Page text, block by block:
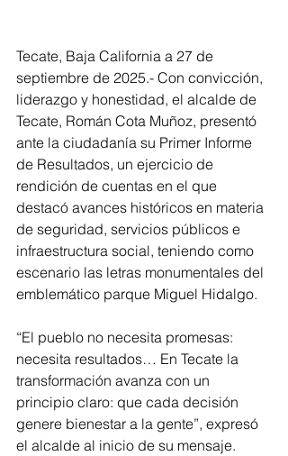
Tecate, Baja California a 27 de
septiembre de 2025.- Con convicción,
liderazgo y honestidad, el alcalde de
Tecate, Román Cota Muñoz, presentó
ante la ciudadanía su Primer Informe
de Resultados, un ejercicio de
rendición de cuentas en el que
destacó avances históricos en materia
de seguridad, servicios públicos e
infraestructura social, teniendo como
escenario las letras monumentales del
emblemático parque Miguel Hidalgo.
“El pueblo no necesita promesas:
necesita resultados… En Tecate la
transformación avanza con un
principio claro: que cada decisión
genere bienestar a la gente”, expresó
el alcalde al inicio de su mensaje.